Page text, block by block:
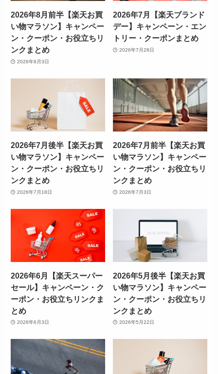
2026年8月前半【楽天お買
い物マラソン】キャンペー
ン・クーポン・お役立ちリ
ンクまとめ
2026年8月3日
2026年7月【楽天ブランド
デー】キャンペーン・エン
トリー・クーポンまとめ
2026年7月28日
2026年7月後半【楽天お買
い物マラソン】キャンペー
ン・クーポン・お役立ちリ
ンクまとめ
2026年7月18日
2026年7月前半【楽天お買
い物マラソン】キャンペー
ン・クーポン・お役立ちリ
ンクまとめ
2026年7月3日
2026年6月【楽天スーパー
セール】キャンペーン・ク
ーポン・お役立ちリンクま
とめ
2026年6月3日
2026年5月後半【楽天お買
い物マラソン】キャンペー
ン・クーポン・お役立ちリ
ンクまとめ
2026年5月22日